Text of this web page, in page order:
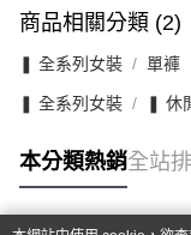
商品相關分類 (2)
❚ 全系列女裝 單褲
❚ 全系列女裝 ❚ 休
本分類熱銷全站